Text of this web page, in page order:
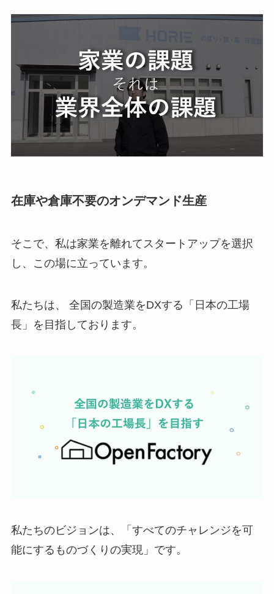
在庫や倉庫不要のオンデマンド生産
そこで、私は家業を離れてスタートアップを選択
し、この場に立っています。
私たちは、 全国の製造業をDXする「日本の工場
長」を目指しております。
私たちのビジョンは、「すべてのチャレンジを可
能にするものづくりの実現」です。